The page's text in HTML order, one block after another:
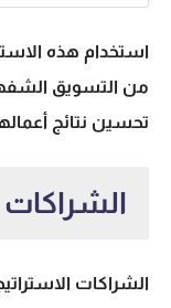
استخدام هذه
من التسويق
تحسين نتائج
الشراكات